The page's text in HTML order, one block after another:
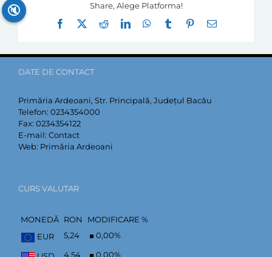
Share, Alege Platforma!
Facebook
RedditLinkedInWhatsApp
Tumblr Pinterest
E-
DATE DE CONTACT
Primăria Ardeoani, Str. Principală, Județul Bacău
Telefon: 0234354000
Fax: 0234354122
E-mail: Contact
Web: Primăria Ardeoani
CURS VALUTAR
MONEDĂ RON
MODIFICARE %
EUR
5,24 0,00%
4,54 0,00%
🔇